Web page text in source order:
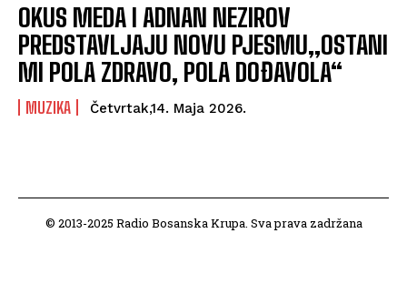
OKUS MEDA I ADNAN NEZIROV
PREDSTAVLJAJU NOVU PJESMU„OSTANI
MI POLA ZDRAVO, POLA DOĐAVOLA“
MUZIKA Četvrtak,14. Maja 2026.
© 2013-2025 Radio Bosanska Krupa. Sva prava zadržana